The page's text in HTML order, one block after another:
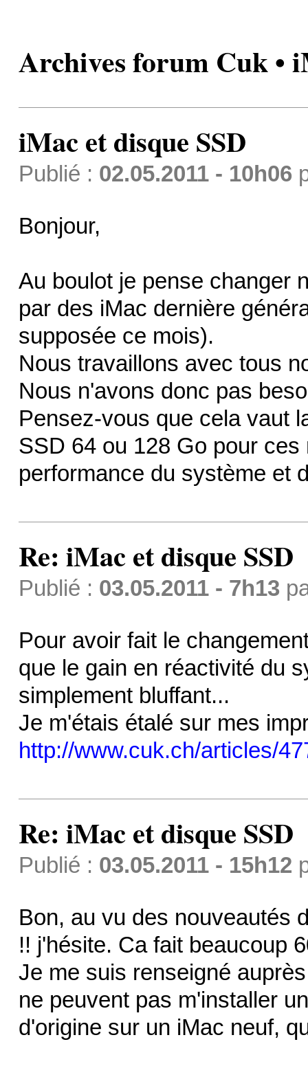
Archives forum Cuk •
iMac et disque SSD
Publié : 02.05.2011 - 10h06
Bonjour,
Au boulot je pense changer
par des iMac dernière
supposée ce mois).
Nous travaillons avec tous
Nous n'avons donc pas
Pensez-vous que cela vaut
SSD 64 ou 128 Go pour
performance du système et
Re: iMac et disque SSD
Publié : 03.05.2011 - 7h13
Pour avoir fait le
que le gain en réactivité du
simplement bluffant...
Je m'étais étalé sur mes
http://www.cuk.ch/articles/
Re: iMac et disque SSD
Publié : 03.05.2011 - 15h12
Bon, au vu des nouveautés
!! j'hésite. Ca fait beaucoup
Je me suis renseigné
ne peuvent pas m'installer
d'origine sur un iMac neuf,